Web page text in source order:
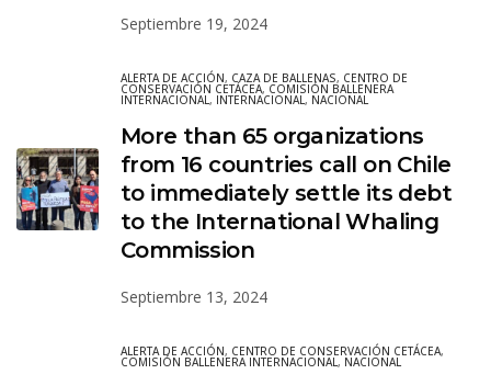
Septiembre 19, 2024
ALERTA DE ACCIÓN, CAZA DE BALLENAS, CENTRO DE
CONSERVACIÓN CETÁCEA, COMISIÓN BALLENERA
INTERNACIONAL, INTERNACIONAL, NACIONAL
More than 65 organizations
from 16 countries call on Chile
to immediately settle its debt
to the International Whaling
Commission
Septiembre 13, 2024
ALERTA DE ACCIÓN, CENTRO DE CONSERVACIÓN CETÁCEA,
COMISIÓN BALLENERA INTERNACIONAL, NACIONAL